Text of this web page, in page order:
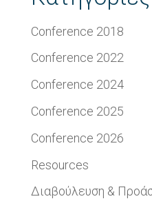
Conference 2018
Conference 2022
Conference 2024
Conference 2025
Conference 2026
Resources
Διαβούλευση &